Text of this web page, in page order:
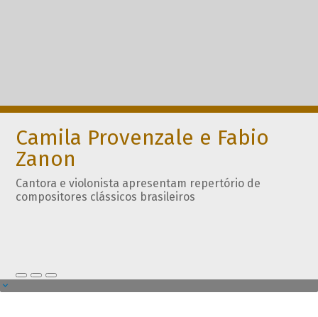
Camila Provenzale e Fabio
Zanon
Cantora e violonista apresentam repertório de
compositores clássicos brasileiros